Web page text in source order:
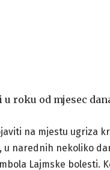
roku od mjesec
na mjestu ugriza
u narednih nekoliko
Lajmske bolesti.